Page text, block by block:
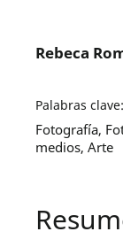
Rebeca
Palabras clave:
Fotografía,
medios, Arte